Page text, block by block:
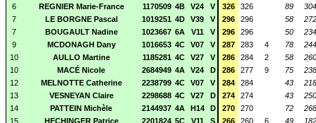
6
REGNIER Marie-France 1170509 4B V24 V 326 326 89
304
7
LE BORGNE Pascal 1019251 4D V39 V 296 296 58
272
7
BOUGAULT Nadine 1023667 6A V11 V 296 296 50
234
9
MCDONAGH Dany 1016653 4C V07 V 287 283 4 78
244
10
AULLO Martine 1185281 4C V27 V 286 284 2 58
260
10
MACÉ Nicole 2684949 4A V24 D 286 277 9 75
238
12
MELNOTTE Catherine 2238799 4C V07 V 284 284 43
218
13
VESNEYAN Claire 2298688 4C V27 D 274 274 43
250
14
PATTEIN Michèle 2144937 4A H14 D 270 270 72
268
15
HECHINGER Patrice 2201824 5C V11 S 266 260 6 49
182